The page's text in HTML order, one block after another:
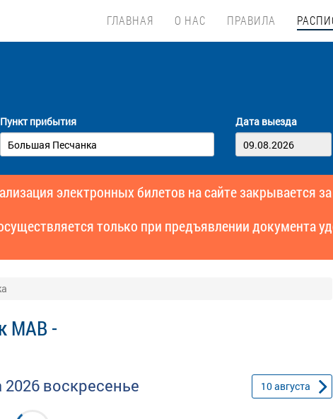
ГЛАВНАЯ О НАС ПРАВИЛА
Пункт прибытия Дата выезда
электронных билетов на сайте закрывается
только при предъявлении документа
МАВ -
2026 воскресенье 10августа